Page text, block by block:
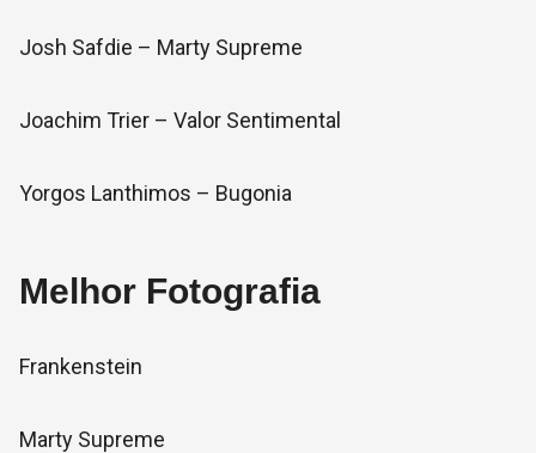
Josh Safdie – Marty Supreme
Joachim Trier – Valor Sentimental
Yorgos Lanthimos – Bugonia
Melhor Fotografia
Frankenstein
Marty Supreme